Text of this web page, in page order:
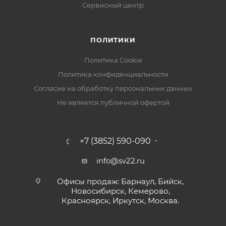
Сервисный центр
ПОЛИТИКИ
Политика Cookie
Политика конфиденциальности
Согласие на обработку персональных данных
Не является публичной офертой
+7 (3852) 590-090
info@sv22.ru
Офисы продаж: Барнаул, Бийск,
Новосибирск, Кемерово,
Красноярск, Иркутск, Москва.